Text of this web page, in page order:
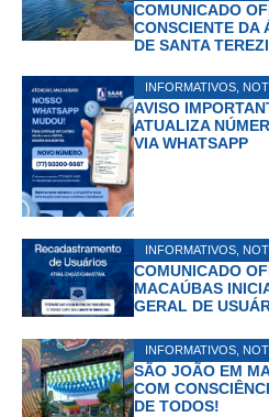
COMUNICADO
CONSCIENTE DA
DE SANTA
INFORMATIVOS
AVISO
ATUALIZA
VIA WHATSAPP
INFORMATIVOS
COMUNICADO
MACAÚBAS
GERAL DE
INFORMATIVOS
SÃO JOÃO EM
COM
DE TODOS!